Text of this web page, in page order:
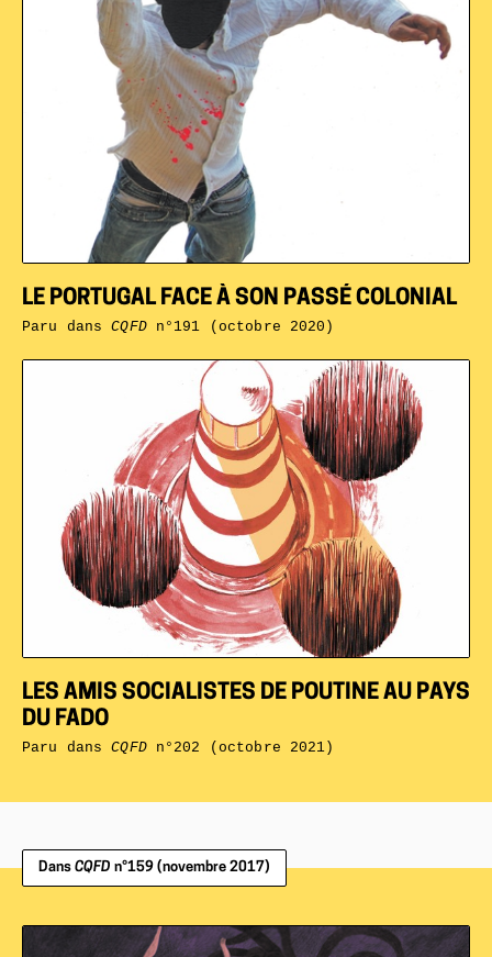
LES AMIS SOCIALISTES DE POUTINE AU PAYS
DU FADO
Paru dansCQFDn°202 (octobre 2021)
LE PORTUGAL FACE À SON PASSÉ COLONIAL
Paru dansCQFDn°191 (octobre 2020)
Dans CQFD n°159 (novembre 2017)